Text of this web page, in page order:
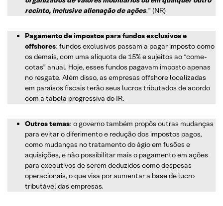
recinto, inclusive alienação de ações.” (NR)
Pagamento de impostos para fundos exclusivos e
offshores: fundos exclusivos passam a pagar imposto como
os demais, com uma alíquota de 15% e sujeitos ao “come-
cotas” anual. Hoje, esses fundos pagavam imposto apenas
no resgate. Além disso, as empresas offshore localizadas
em paraísos fiscais terão seus lucros tributados de acordo
com a tabela progressiva do IR.
Outros temas: o governo também propôs outras mudanças
para evitar o diferimento e redução dos impostos pagos,
como mudanças no tratamento do ágio em fusões e
aquisições, e não possibilitar mais o pagamento em ações
para executivos de serem deduzidos como despesas
operacionais, o que visa por aumentar a base de lucro
tributável das empresas.